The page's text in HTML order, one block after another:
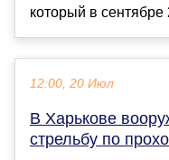
который в сентябре
12:00, 20 Июл
В Харькове
стрельбу по